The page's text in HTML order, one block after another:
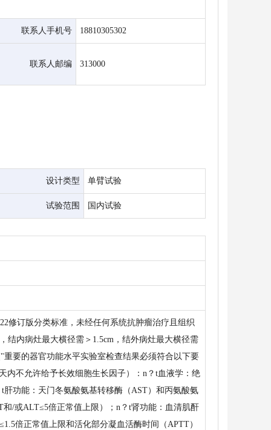
联系人手机号 18810305302
联系人邮编 313000
设计类型 单臂试验
试验范围 国内试验
修订版分类标准，未经任何系统抗肿瘤治疗且组织
结内病灶最大横径需＞1.5cm，结外病灶最大横径需
要的器官功能水平实验室检查结果必须符合以下要
内不允许给予长效细胞生长因子）：n？t血液学：绝
功能：天门冬氨酸氨基转移酶（AST）和丙氨酸氨
/或ALT≤5倍正常值上限）；n？t肾功能：血清肌酐
倍正常值上限和活化部分凝血活酶时间（APTT）